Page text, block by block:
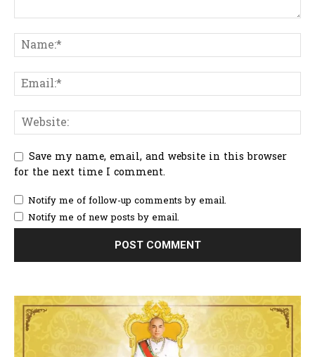
Save my name, email, and website in this browser
for the next time I comment.
Notify me of follow-up comments by email.
Notify me of new posts by email.